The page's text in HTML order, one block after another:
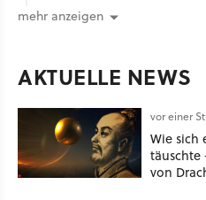
mehr anzeigen
AKTUELLE NEWS
vor einer
Wie sich
täuschte
von